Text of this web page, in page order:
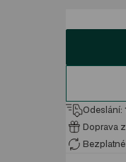
Odeslání:
Doprava